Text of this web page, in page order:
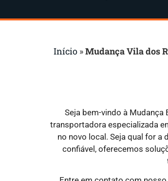
Início »Mudança Vila dos
Seja bem-vindo à Mudança
transportadora especializada
no novo local. Seja qual for
confiável, oferecemos